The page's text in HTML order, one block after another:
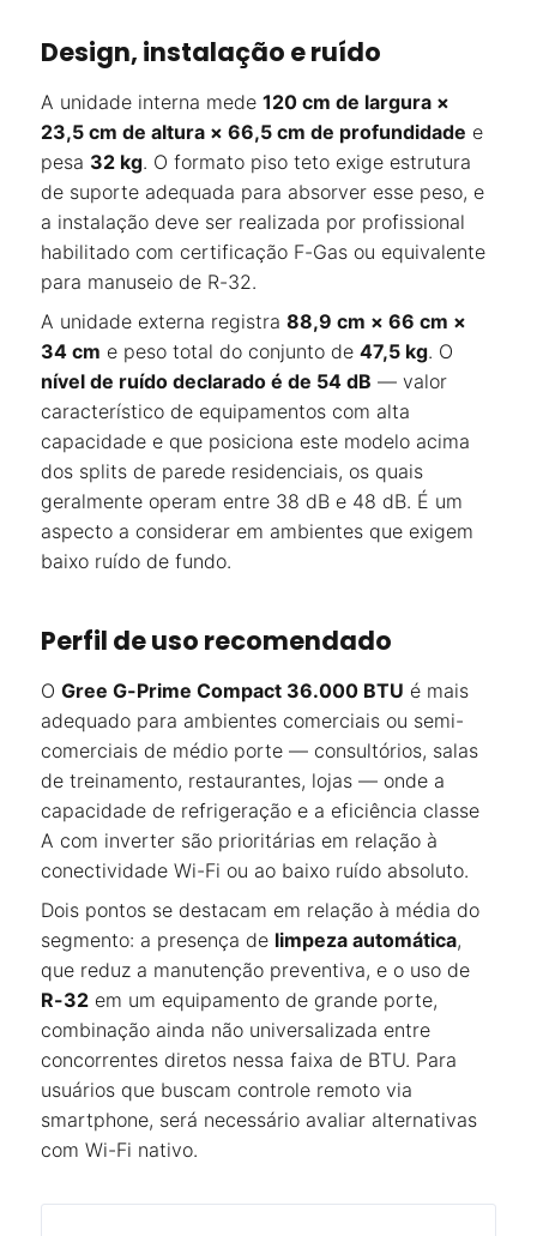
Design, instalação e ruído
A unidade interna mede 120 cm de largura ×
23,5 cm de altura × 66,5 cm de profundidade e
pesa 32 kg. O formato piso teto exige estrutura
de suporte adequada para absorver esse peso, e
a instalação deve ser realizada por profissional
habilitado com certificação F-Gas ou equivalente
para manuseio de R-32.
A unidade externa registra 88,9 cm × 66 cm ×
34 cm e peso total do conjunto de 47,5 kg. O
nível de ruído declarado é de 54 dB — valor
característico de equipamentos com alta
capacidade e que posiciona este modelo acima
dos splits de parede residenciais, os quais
geralmente operam entre 38 dB e 48 dB. É um
aspecto a considerar em ambientes que exigem
baixo ruído de fundo.
Perfil de uso recomendado
O Gree G-Prime Compact 36.000 BTU é mais
adequado para ambientes comerciais ou semi-
comerciais de médio porte — consultórios, salas
de treinamento, restaurantes, lojas — onde a
capacidade de refrigeração e a eficiência classe
A com inverter são prioritárias em relação à
conectividade Wi-Fi ou ao baixo ruído absoluto.
Dois pontos se destacam em relação à média do
segmento: a presença de limpeza automática,
que reduz a manutenção preventiva, e o uso de
R-32 em um equipamento de grande porte,
combinação ainda não universalizada entre
concorrentes diretos nessa faixa de BTU. Para
usuários que buscam controle remoto via
smartphone, será necessário avaliar alternativas
com Wi-Fi nativo.